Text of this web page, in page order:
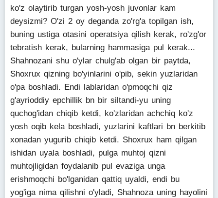
ko'z olaytirib turgan yosh-yosh juvonlar kam
deysizmi? O'zi 2 oy deganda zo'rg'a topilgan ish,
buning ustiga otasini operatsiya qilish kerak, ro'zg'or
tebratish kerak, bularning hammasiga pul kerak...
Shahnozani shu o'ylar chulg'ab olgan bir paytda,
Shoxrux qizning bo'yinlarini o'pib, sekin yuzlaridan
o'pa boshladi. Endi lablaridan o'pmoqchi qiz
g'ayrioddiy epchillik bn bir siltandi-yu uning
quchog'idan chiqib ketdi, ko'zlaridan achchiq ko'z
yosh oqib kela boshladi, yuzlarini kaftlari bn berkitib
xonadan yugurib chiqib ketdi. Shoxrux ham qilgan
ishidan uyala boshladi, pulga muhtoj qizni
muhtojligidan foydalanib pul evaziga unga
erishmoqchi bo'lganidan qattiq uyaldi, endi bu
yog'iga nima qilishni o'yladi, Shahnoza uning hayolini